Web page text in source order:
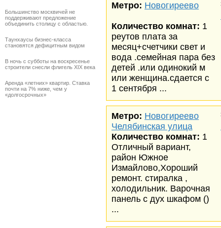
Большинство москвичей не
поддерживают предложение
объединить столицу с областью.
Таунхаусы бизнес-класса
становятся дефицитным видом
В ночь с субботы на воскресенье
строители снесли флигель XIX века
Аренда «летних» квартир. Ставка
почти на 7% ниже, чем у
«долгосрочных»
Метро: Новогиреево
Количество комнат: 1
реутов плата за
месяц+счетчики свет и
вода .семейная пара без
детей .или одинокий м
или женщина.сдается с
1 сентября ...
Метро: Новогиреево
Челябинская улица
Количество комнат: 1
Отличный вариант,
район Южное
Измайлово,Хороший
ремонт. стиралка ,
холодильник. Варочная
панель с дух шкафом ()
...